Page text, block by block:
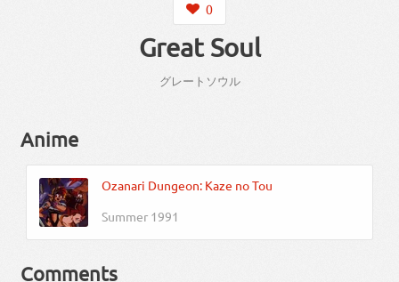
0
Great Soul
グレート ソウル
Anime
Ozanari Dungeon: Kaze no Tou
Summer 1991
Comments